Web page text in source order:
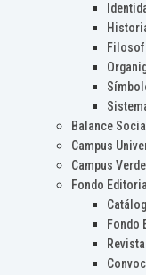
Balance Social
Campus
Campus Verde
Fondo Editorial
Fondo